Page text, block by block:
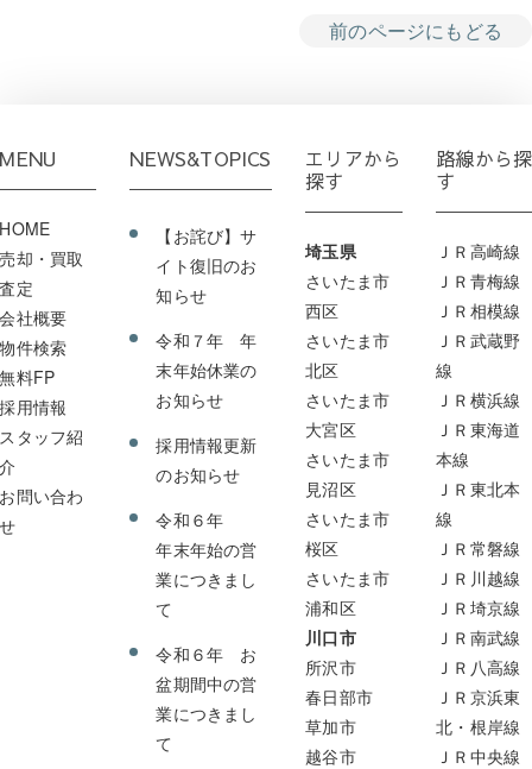
前のページにもどる
MENU
HOME
売却・買取
査定
会社概要
物件検索
無料FP
採用情報
スタッフ紹
介
お問い合わ
せ
NEWS&TOPICS
【お詫び】サ
イト復旧のお
知らせ
令和７年 年
末年始休業の
お知らせ
採用情報更新
のお知らせ
令和６年
年末年始の営
業につきまし
て
令和６年 お
盆期間中の営
業につきまし
て
エリアから
探す
埼玉県
さいたま市
西区
さいたま市
北区
さいたま市
大宮区
さいたま市
見沼区
さいたま市
桜区
さいたま市
浦和区
川口市
所沢市
春日部市
草加市
越谷市
路線から探
す
ＪＲ高崎線
ＪＲ青梅線
ＪＲ相模線
ＪＲ武蔵野
線
ＪＲ横浜線
ＪＲ東海道
本線
ＪＲ東北本
線
ＪＲ常磐線
ＪＲ川越線
ＪＲ埼京線
ＪＲ南武線
ＪＲ八高線
ＪＲ京浜東
北・根岸線
ＪＲ中央線